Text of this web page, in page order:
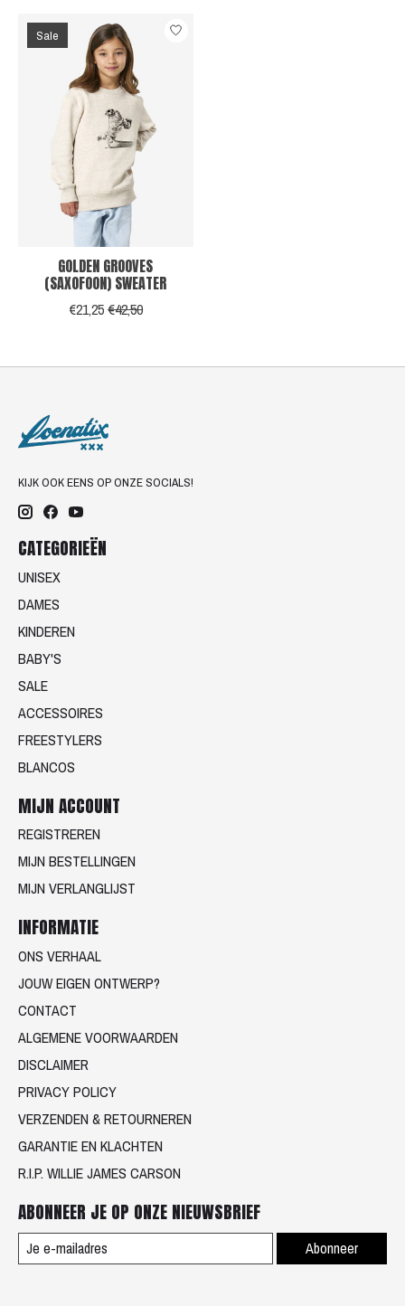
Sale
GOLDEN GROOVES
(SAXOFOON) SWEATER
€21,25€42,50
KIJK OOK EENS OP ONZE SOCIALS!
CATEGORIEËN
UNISEX
DAMES
KINDEREN
BABY'S
SALE
ACCESSOIRES
FREESTYLERS
BLANCOS
MIJN ACCOUNT
REGISTREREN
MIJN BESTELLINGEN
MIJN VERLANGLIJST
INFORMATIE
ONS VERHAAL
JOUW EIGEN ONTWERP?
CONTACT
ALGEMENE VOORWAARDEN
DISCLAIMER
PRIVACY POLICY
VERZENDEN & RETOURNEREN
GARANTIE EN KLACHTEN
R.I.P. WILLIE JAMES CARSON
ABONNEER JE OP ONZE NIEUWSBRIEF
Abonneer